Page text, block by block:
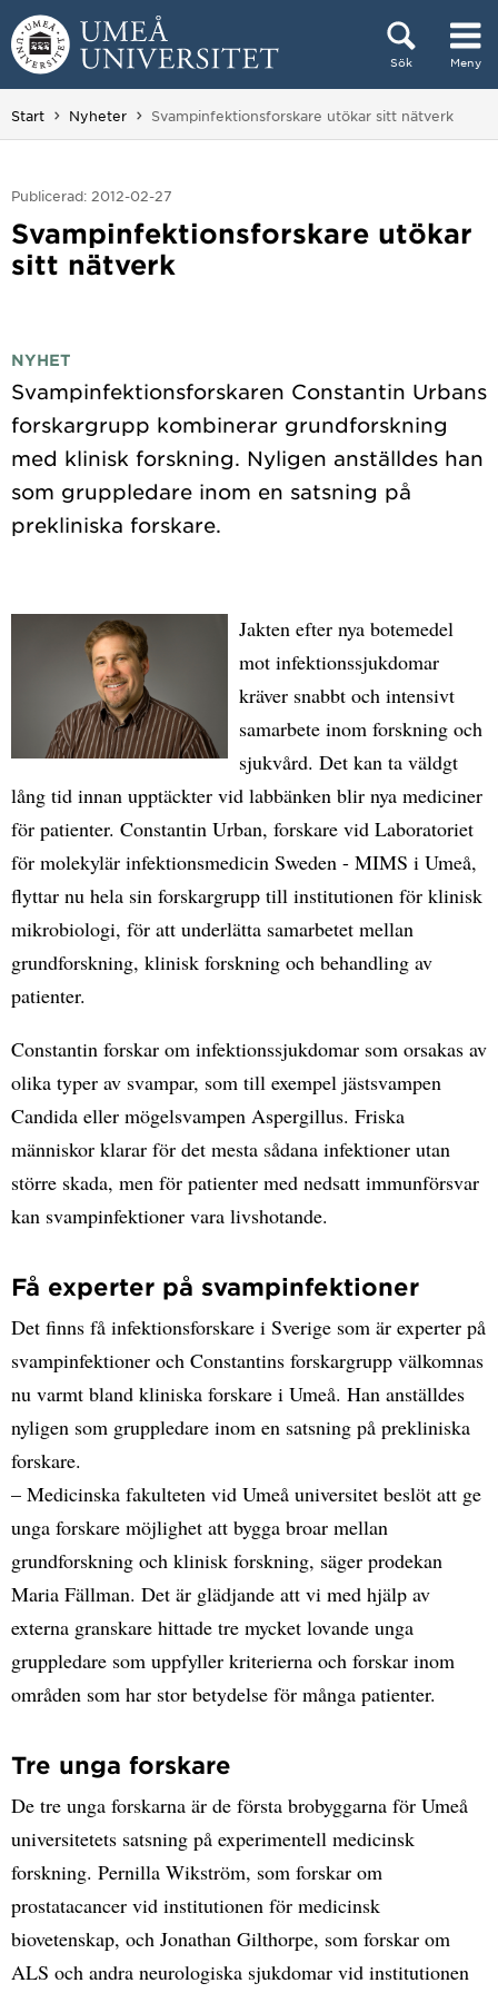
Hoppa direkt till innehållet
Sök Meny
Huvudmenyn dold.
Start Nyheter Du är här:
Svampinfektionsforskare utökar sitt nätverk
Publicerad: 2012-02-27
Svampinfektionsforskare utökar
sitt nätverk
NYHET
Svampinfektionsforskaren Constantin Urbans
forskargrupp kombinerar grundforskning
med klinisk forskning. Nyligen anställdes han
som gruppledare inom en satsning på
Jakten efter nya botemedel
mot infektionssjukdomar
kräver snabbt och intensivt
samarbete inom forskning och
sjukvård. Det kan ta väldgt
lång tid innan upptäckter vid labbänken blir nya mediciner
för patienter. Constantin Urban, forskare vid Laboratoriet
för molekylär infektionsmedicin Sweden - MIMS i Umeå,
flyttar nu hela sin forskargrupp till institutionen för klinisk
mikrobiologi, för att underlätta samarbetet mellan
grundforskning, klinisk forskning och behandling av
patienter.
Constantin forskar om infektionssjukdomar som orsakas av
olika typer av svampar, som till exempel jästsvampen
Candida eller mögelsvampen Aspergillus. Friska
människor klarar för det mesta sådana infektioner utan
större skada, men för patienter med nedsatt immunförsvar
kan svampinfektioner vara livshotande.
Få experter på svampinfektioner
Det finns få infektionsforskare i Sverige som är experter på
svampinfektioner och Constantins forskargrupp välkomnas
nu varmt bland kliniska forskare i Umeå. Han anställdes
nyligen som gruppledare inom en satsning på prekliniska
forskare.
– Medicinska fakulteten vid Umeå universitet beslöt att ge
unga forskare möjlighet att bygga broar mellan
grundforskning och klinisk forskning, säger prodekan
Maria Fällman. Det är glädjande att vi med hjälp av
externa granskare hittade tre mycket lovande unga
gruppledare som uppfyller kriterierna och forskar inom
områden som har stor betydelse för många patienter.
Tre unga forskare
De tre unga forskarna är de första brobyggarna för Umeå
universitetets satsning på experimentell medicinsk
forskning. Pernilla Wikström, som forskar om
prostatacancer vid institutionen för medicinsk
biovetenskap, och Jonathan Gilthorpe, som forskar om
ALS och andra neurologiska sjukdomar vid institutionen